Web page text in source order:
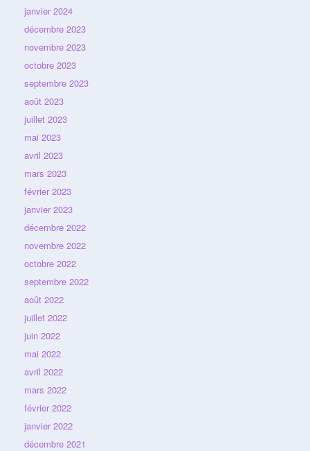
janvier 2024
décembre 2023
novembre 2023
octobre 2023
septembre 2023
août 2023
juillet 2023
mai 2023
avril 2023
mars 2023
février 2023
janvier 2023
décembre 2022
novembre 2022
octobre 2022
septembre 2022
août 2022
juillet 2022
juin 2022
mai 2022
avril 2022
mars 2022
février 2022
janvier 2022
décembre 2021